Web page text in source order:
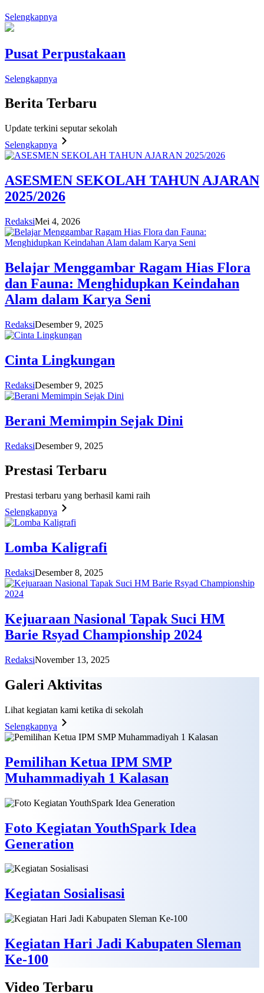
Selengkapnya
Pusat Perpustakaan
Selengkapnya
Berita Terbaru
Update terkini seputar sekolah
Selengkapnya
ASESMEN SEKOLAH TAHUN AJARAN
2025/2026
RedaksiMei 4, 2026
Belajar Menggambar Ragam Hias Flora
dan Fauna: Menghidupkan Keindahan
Alam dalam Karya Seni
RedaksiDesember 9, 2025
Cinta Lingkungan
RedaksiDesember 9, 2025
Berani Memimpin Sejak Dini
RedaksiDesember 9, 2025
Prestasi Terbaru
Prestasi terbaru yang berhasil kami raih
Selengkapnya
Lomba Kaligrafi
RedaksiDesember 8, 2025
Kejuaraan Nasional Tapak Suci HM
Barie Rsyad Championship 2024
RedaksiNovember 13, 2025
Galeri Aktivitas
Lihat kegiatan kami ketika di sekolah
Selengkapnya
Pemilihan Ketua IPM SMP
Muhammadiyah 1 Kalasan
Foto Kegiatan YouthSpark Idea
Generation
Kegiatan Sosialisasi
Kegiatan Hari Jadi Kabupaten Sleman
Ke-100
Video Terbaru